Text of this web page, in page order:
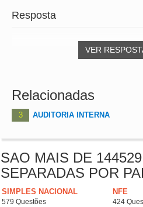
Resposta
VER
Relacionadas
3 AUDITORIA INTERNA
SAO MAIS DE
SEPARADAS POR
SIMPLES NACIONAL
579 Questões
NFE
424